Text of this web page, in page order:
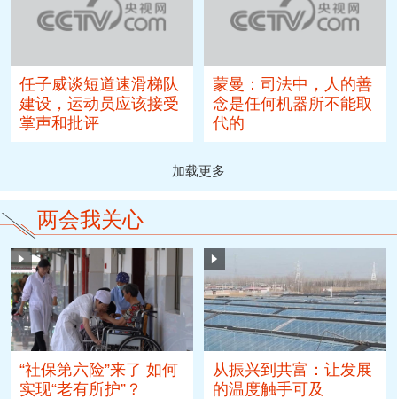
任子威谈短道速滑梯队
建设，运动员应该接受
掌声和批评
蒙曼：司法中，人的善
念是任何机器所不能取
代的
加载更多
两会我关心
“社保第六险”来了 如何
实现“老有所护”？
从振兴到共富：让发展
的温度触手可及